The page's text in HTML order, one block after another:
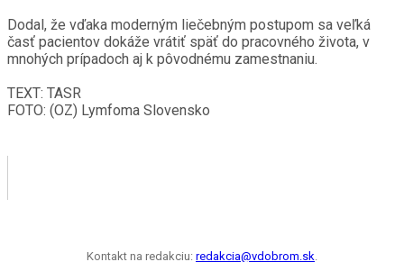
Dodal, že vďaka moderným liečebným postupom sa veľká
časť pacientov dokáže vrátiť späť do pracovného života, v
mnohých prípadoch aj k pôvodnému zamestnaniu.
TEXT: TASR
FOTO: (OZ) Lymfoma Slovensko
Kontakt na redakciu: redakcia@vdobrom.sk.